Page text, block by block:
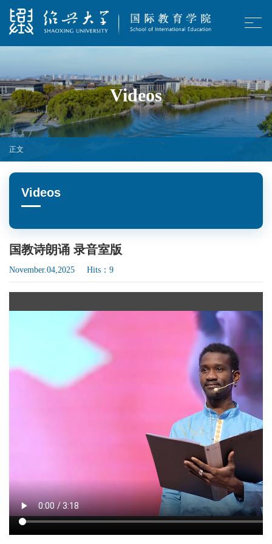
Videos
正文
Videos
国教诗朗诵 录音室版
November.04,2025 Hits： 9